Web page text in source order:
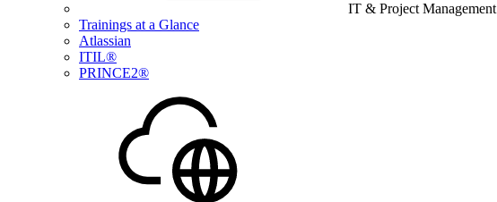
IT & Project Management
Trainings at a Glance
Atlassian
ITIL®
PRINCE2®